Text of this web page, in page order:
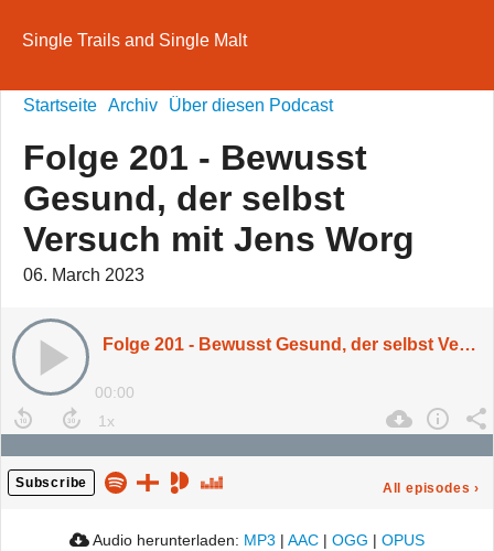
Single Trails and Single Malt
Startseite Archiv Über diesen Podcast
Folge 201 - Bewusst
Gesund, der selbst
Versuch mit Jens Worg
06. March 2023
Folge 201 - Bewusst Gesund, der selbst Versuch mit Jens Worg
00:00
Subscribe All episodes ›
Audio herunterladen: MP3 | AAC | OGG | OPUS